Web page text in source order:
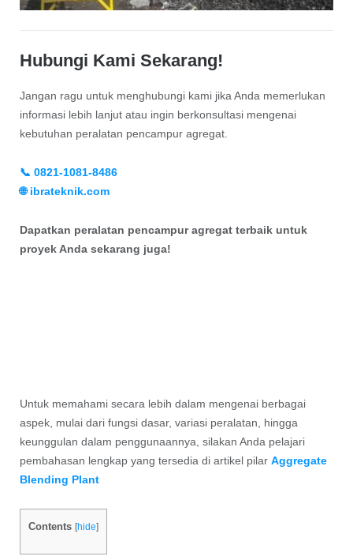
Hubungi Kami Sekarang!
Jangan ragu untuk menghubungi kami jika Anda memerlukan
informasi lebih lanjut atau ingin berkonsultasi mengenai
kebutuhan peralatan pencampur agregat.
📞 0821-1081-8486
🌐 ibrateknik.com
Dapatkan peralatan pencampur agregat terbaik untuk
proyek Anda sekarang juga!
Untuk memahami secara lebih dalam mengenai berbagai
aspek, mulai dari fungsi dasar, variasi peralatan, hingga
keunggulan dalam penggunaannya, silakan Anda pelajari
pembahasan lengkap yang tersedia di artikel pilar Aggregate
Blending Plant
Contents [hide]